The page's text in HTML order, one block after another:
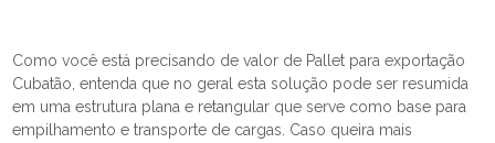
Como você está precisando de valor de Pallet para exportação
Cubatão, entenda que no geral esta solução pode ser resumida
em uma estrutura plana e retangular que serve como base para
empilhamento e transporte de cargas. Caso queira mais